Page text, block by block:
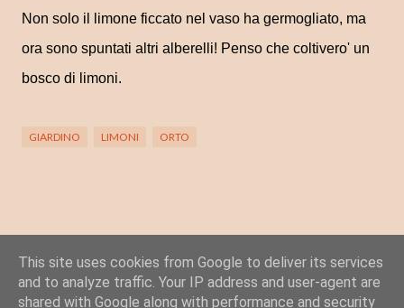
Non solo il limone ficcato nel vaso ha germogliato, ma
ora sono spuntati altri alberelli! Penso che coltivero' un
bosco di limoni.
GIARDINO LIMONI ORTO
C
Posta un commento
This site uses cookies from Google to deliver its services
and to analyze traffic. Your IP address and user-agent are
shared with Google along with performance and security